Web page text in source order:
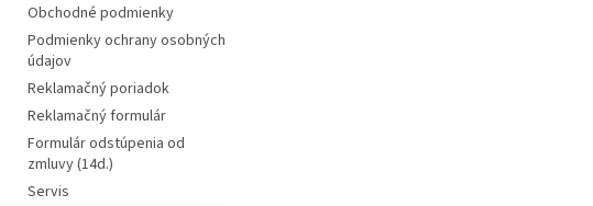
Obchodné podmienky
Podmienky ochrany osobných
údajov
Reklamačný poriadok
Reklamačný formulár
Formulár odstúpenia od
zmluvy (14d.)
Servis